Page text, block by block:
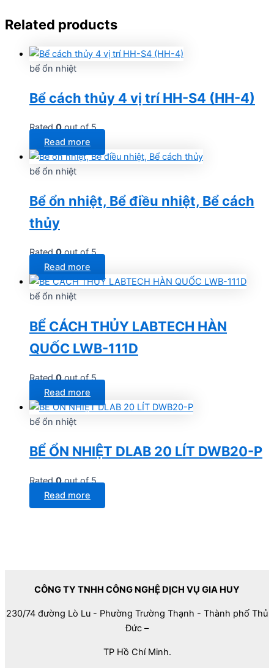
Related products
bể ổn nhiệt
Bể cách thủy 4 vị trí HH-S4 (HH-4)
Rated0out of 5
Read more
bể ổn nhiệt
Bể ổn nhiệt, Bể điều nhiệt, Bể cách
thủy
Rated0out of 5
Read more
bể ổn nhiệt
BỂ CÁCH THỦY LABTECH HÀN
QUỐC LWB-111D
Rated0out of 5
Read more
bể ổn nhiệt
BỂ ỔN NHIỆT DLAB 20 LÍT DWB20-P
Rated0out of 5
Read more
CÔNG TY TNHH CÔNG NGHỆ DỊCH VỤ GIA HUY
230/74 đường Lò Lu - Phường Trường Thạnh - Thành phố Thủ
Đức –
TP Hồ Chí Minh.